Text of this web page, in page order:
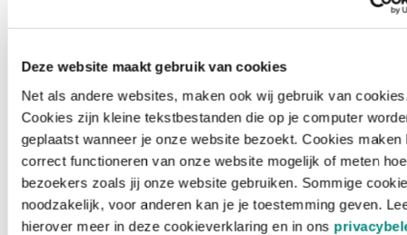
Deze website maakt gebruik van cookies
Net als andere websites, maken ook wij gebruik van
Cookies zijn kleine tekstbestanden die op je computer
geplaatst wanneer je onze website bezoekt. Cookies maken
correct functioneren van onze website mogelijk of meten hoe
bezoekers zoals jij onze website gebruiken. Sommige
noodzakelijk, voor anderen kan je je toestemming geven.
hierover meer in deze cookieverklaring en in ons